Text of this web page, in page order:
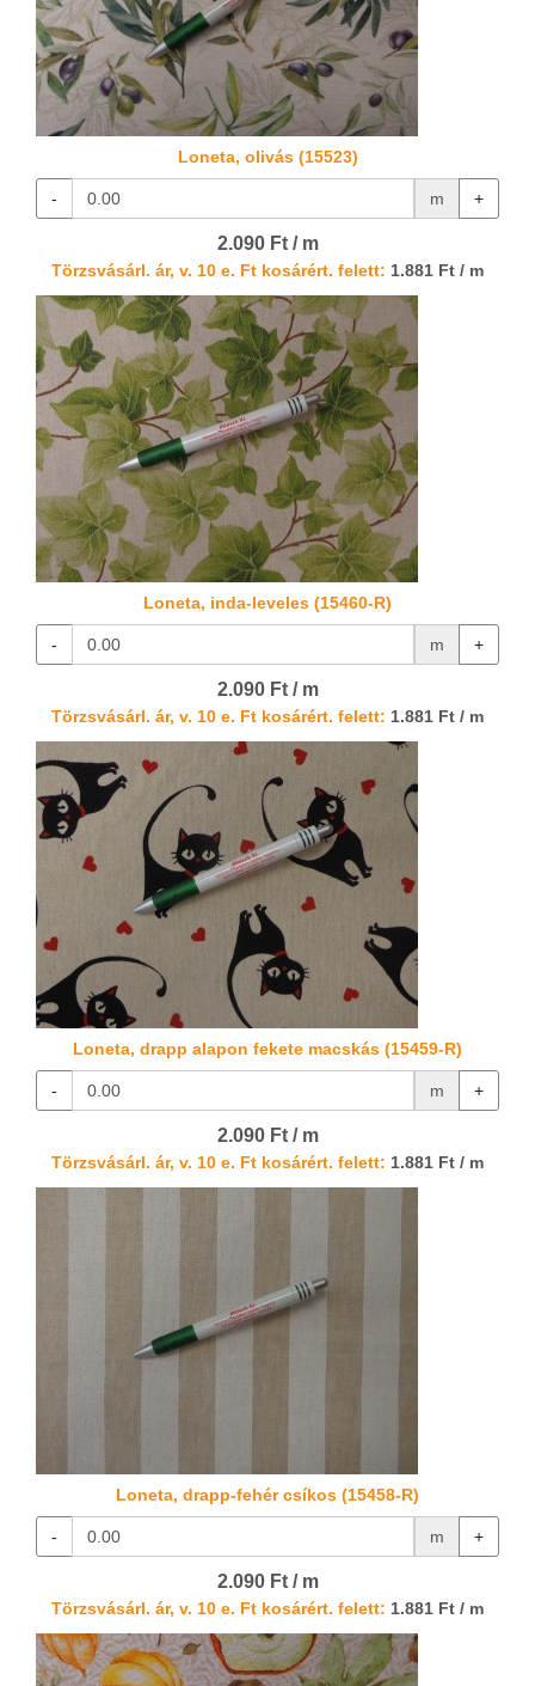
Loneta, olivás (15523)
- m +
2.090 Ft / m
Törzsvásárl. ár, v. 10 e. Ft kosárért. felett: 1.881 Ft / m
Loneta, inda-leveles (15460-R)
- m +
2.090 Ft / m
Törzsvásárl. ár, v. 10 e. Ft kosárért. felett: 1.881 Ft / m
Loneta, drapp alapon fekete macskás (15459-R)
- m +
2.090 Ft / m
Törzsvásárl. ár, v. 10 e. Ft kosárért. felett: 1.881 Ft / m
Loneta, drapp-fehér csíkos (15458-R)
- m +
2.090 Ft / m
Törzsvásárl. ár, v. 10 e. Ft kosárért. felett: 1.881 Ft / m